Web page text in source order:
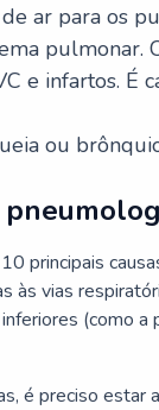
ar para os
pulmonar.
e infartos. É
ou
principais
às vias
(como a
é preciso estar